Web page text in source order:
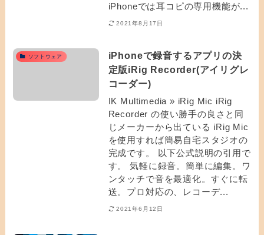
iPhoneでは耳コピの専用機能が...
2021年8月17日
ソフトウェア
iPhoneで録音するアプリの決
定版iRig Recorder(アイリグレ
コーダー)
IK Multimedia » iRig Mic iRig
Recorder の使い勝手の良さと同
じメーカーから出ている iRig Mic
を使用すれば簡易自宅スタジオの
完成です。 以下公式説明の引用で
す。 気軽に録音。簡単に編集。ワ
ンタッチで音を最適化。すぐに転
送。プロ対応の、レコーデ...
2021年6月12日